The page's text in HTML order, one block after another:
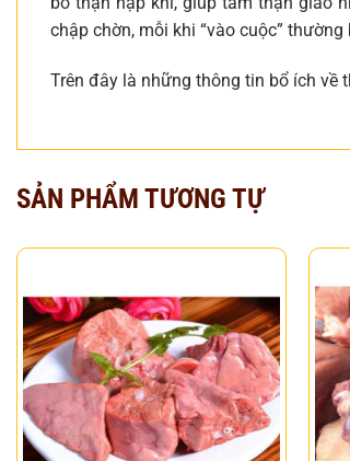
chập chờn, mỗi khi “vào cuộc”
Trên đây là những thông tin bổ ích về
SẢN PHẨM TƯƠNG TỰ